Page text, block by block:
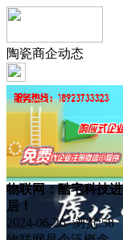
陶瓷商企动态
物联网：酷宅科技
居！
2024-06-26 浏览:58